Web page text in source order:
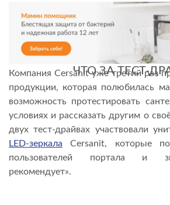
ЧТО ЗА ТЕСТ-
Компания Cersanit уже третий раз
продукции, которая полюбилась
возможность протестировать
условиях и рассказать другим о
двух тест-драйвах участвовали
LED-зеркала Cersanit, которые
пользователей портала и
рекомендует».